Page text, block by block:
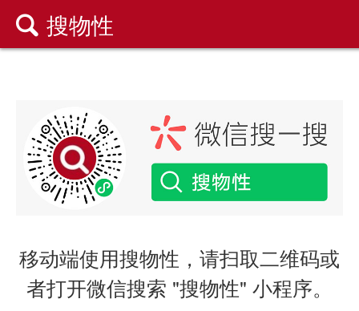
 搜物性
移动端使用搜物性，请扫取二维码或
者打开微信搜索 "搜物性" 小程序。